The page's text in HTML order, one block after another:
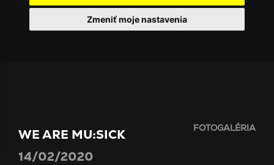
Zmeniť moje nastavenia
WE ARE MU:SICK
14/02/2020
FOTOGALÉRIA